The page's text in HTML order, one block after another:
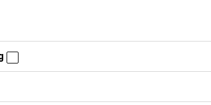
shop biedt u enkel een selectie uit ons